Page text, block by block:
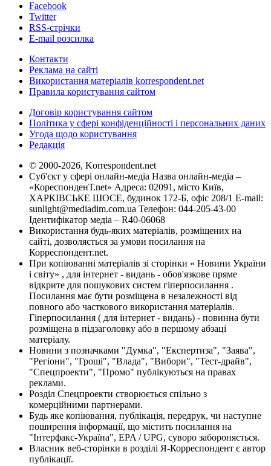
Facebook
Twitter
RSS-стрічки
E-mail розсилка
Контакти
Реклама на сайті
Використання матеріалів korrespondent.net
Правила користування сайтом
Договір користування сайтом
Політика у сфері конфіденційності і персональних даних
Угода щодо користування
Редакція
© 2000-2026, Korrespondent.net
Суб'єкт у сфері онлайн-медіа Назва онлайн-медіа –
«КореспонденТ.net» Адреса: 02091, місто Київ,
ХАРКІВСЬКЕ ШОСЕ, будинок 172-Б, офіс 208/1 E-mail:
sunlight@mediadim.com.ua Телефон: 044-205-43-00
Ідентифікатор медіа – R40-06068
Використання будь-яких матеріалів, розміщених на
сайті, дозволяється за умови посилання на
Корреспондент.net.
При копіюванні матеріалів зі сторінки « Новини України
і світу» , для інтернет - видань - обов'язкове пряме
відкрите для пошукових систем гіперпосилання .
Посилання має бути розміщена в незалежності від
повного або часткового використання матеріалів.
Гіперпосилання ( для інтернет - видань) - повинна бути
розміщена в підзаголовку або в першому абзаці
матеріалу.
Новини з позначками "Думка", "Експертиза", "Заява",
"Регіони", "Гроші", "Влада", "Вибори", "Тест-драйв",
"Спецпроекти", "Промо" публікуються на правах
реклами.
Розділ Спецпроекти створюється спільно з
комерційними партнерами.
Будь яке копіювання, публікація, передрук, чи наступне
поширення інформації, що містить посилання на
"Інтерфакс-Україна", EPA / UPG, суворо забороняється.
Власник веб-сторінки в розділі Я-Корреспондент є автор
публікації.